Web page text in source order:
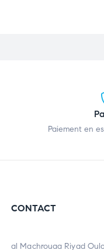
Paiement en
CONTACT
al Machrouaa Riyad